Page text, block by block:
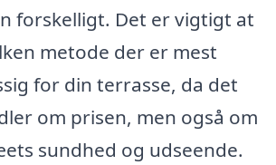
forskelligt. Det er vigtigt at
metode der er mest
for din terrasse, da det
om prisen, men også om
sundhed og udseende.